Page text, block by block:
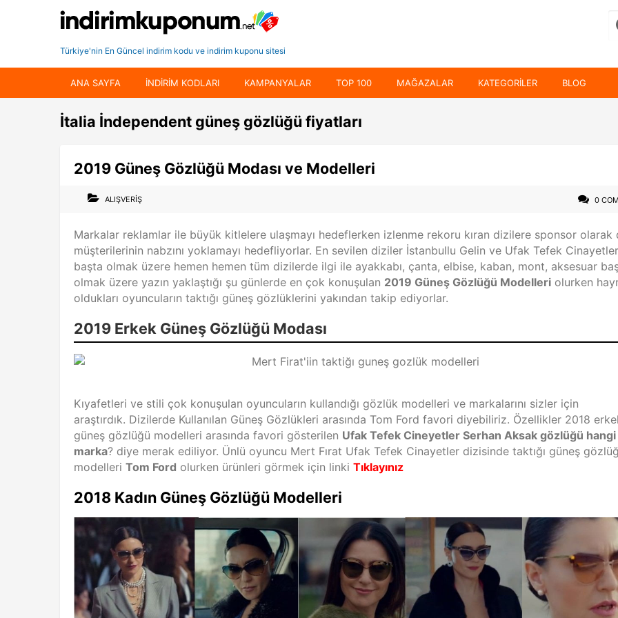
Türkiye'nin En Güncel indirim kodu ve indirim kuponu sitesi
ANA SAYFA INDIRIM KODLARI KAMPANYALAR TOP 100 MAĞAZALAR KATEGORILER BLOG
İtalia İndependent güneş gözlüğü fiyatları
2019 Güneş Gözlüğü Modası ve Modelleri
ALIŞVERIŞ 0
Markalar reklamlar ile büyük kitlelere ulaşmayı hedeflerken izlenme rekoru kıran dizilere sponsor olarak
müşterilerinin nabzını yoklamayı hedefliyorlar. En sevilen diziler İstanbullu Gelin ve Ufak Tefek Cinayetler
başta olmak üzere hemen hemen tüm dizilerde ilgi ile ayakkabı, çanta, elbise, kaban, mont, aksesuar
olmak üzere yazın yaklaştığı şu günlerde en çok konuşulan 2019 Güneş Gözlüğü Modelleri olurken
oldukları oyuncuların taktığı güneş gözlüklerini yakından takip ediyorlar.
2019 Erkek Güneş Gözlüğü Modası
Kıyafetleri ve stili çok konuşulan oyuncuların kullandığı gözlük modelleri ve markalarını sizler için
araştırdık. Dizilerde Kullanılan Güneş Gözlükleri arasında Tom Ford favori diyebiliriz. Özellikler 2018
güneş gözlüğü modelleri arasında favori gösterilen Ufak Tefek Cineyetler Serhan Aksak gözlüğü hangi
marka? diye merak ediliyor. Ünlü oyuncu Mert Fırat Ufak Tefek Cinayetler dizisinde taktığı güneş
modelleri Tom Ford olurken ürünleri görmek için linki Tıklayınız
2018 Kadın Güneş Gözlüğü Modelleri